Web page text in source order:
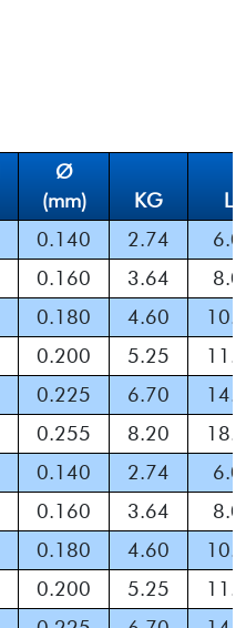
Ø
(mm)
KG
LB
0.140 2.74
0.160 3.64
0.180 4.60
0.200 5.25
0.225 6.70
0.255 8.20
0.140 2.74
0.160 3.64
0.180 4.60
0.200 5.25